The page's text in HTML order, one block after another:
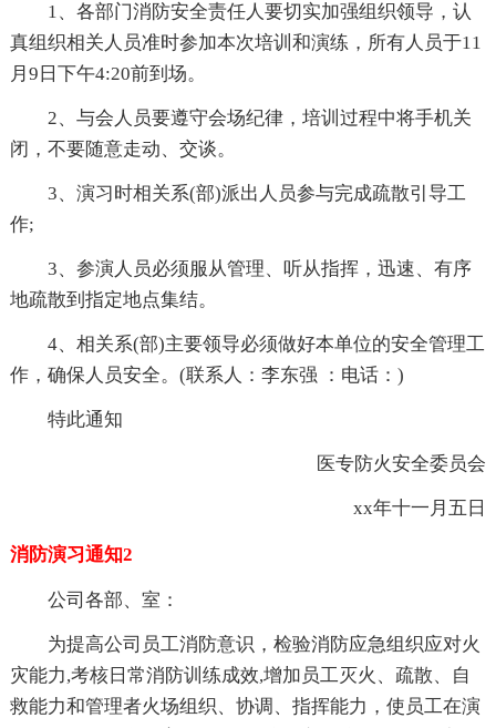
1、各部门消防安全责任人要切实加强组织领导，认
真组织相关人员准时参加本次培训和演练，所有人员于11
月9日下午4:20前到场。
2、与会人员要遵守会场纪律，培训过程中将手机关
闭，不要随意走动、交谈。
3、演习时相关系(部)派出人员参与完成疏散引导工
作;
3、参演人员必须服从管理、听从指挥，迅速、有序
地疏散到指定地点集结。
4、相关系(部)主要领导必须做好本单位的安全管理工
作，确保人员安全。(联系人：李东强 ：电话：)
特此通知
医专防火安全委员会
xx年十一月五日
消防演习通知2
公司各部、室：
为提高公司员工消防意识，检验消防应急组织应对火
灾能力,考核日常消防训练成效,增加员工灭火、疏散、自
救能力和管理者火场组织、协调、指挥能力，使员工在演